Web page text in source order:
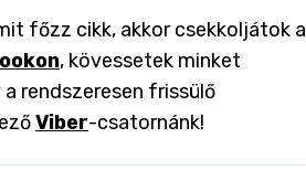
főzz cikk, akkor csekkoljátok a
, kövessetek minket
a rendszeresen frissülő
Viber-csatornánk!